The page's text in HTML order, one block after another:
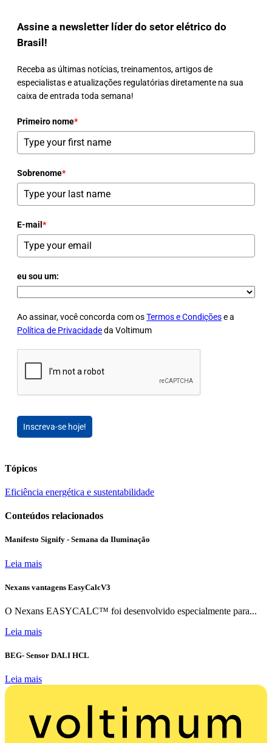
Assine a newsletter líder do setor elétrico do
Brasil!
Receba as últimas notícias, treinamentos, artigos de
especialistas e atualizações regulatórias diretamente na sua
caixa de entrada toda semana!
Primeiro nome*
Sobrenome*
E-mail *
eu sou um:
Ao assinar, você concorda com osTermos e Condiçõese a
Política de Privacidadeda Voltimum
Inscreva-se hoje!
Tópicos
Eficiência energética e sustentabilidade
Conteúdos relacionados
Manifesto Signify - Semana da Iluminação
Leia mais
Nexans vantagens EasyCalcV3
O Nexans EASYCALC™ foi desenvolvido especialmente para...
Leia mais
BEG- Sensor DALI HCL
Leia mais